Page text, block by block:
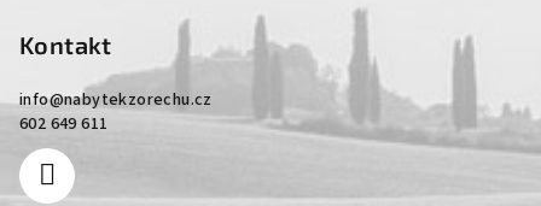
Kontakt
info@nabytekzorechu.cz
602 649 611